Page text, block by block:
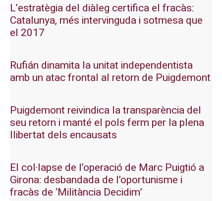
L’estratègia del diàleg certifica el fracàs:
Catalunya, més intervinguda i sotmesa que
el 2017
Rufián dinamita la unitat independentista
amb un atac frontal al retorn de Puigdemont
Puigdemont reivindica la transparència del
seu retorn i manté el pols ferm per la plena
llibertat dels encausats
El col·lapse de l’operació de Marc Puigtió a
Girona: desbandada de l’oportunisme i
fracàs de ‘Militància Decidim’